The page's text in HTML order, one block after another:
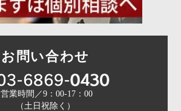
お問い合わせ
営業時間／9：00-17：00
（土日祝除く）